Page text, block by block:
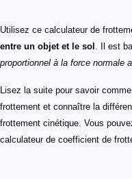
Utilisez ce calculateur de
entre un objet et le sol . Il est
proportionnel à la force normale
Lisez la suite pour savoir
frottement et connaître la
frottement cinétique. Vous
calculateur de coefficient de